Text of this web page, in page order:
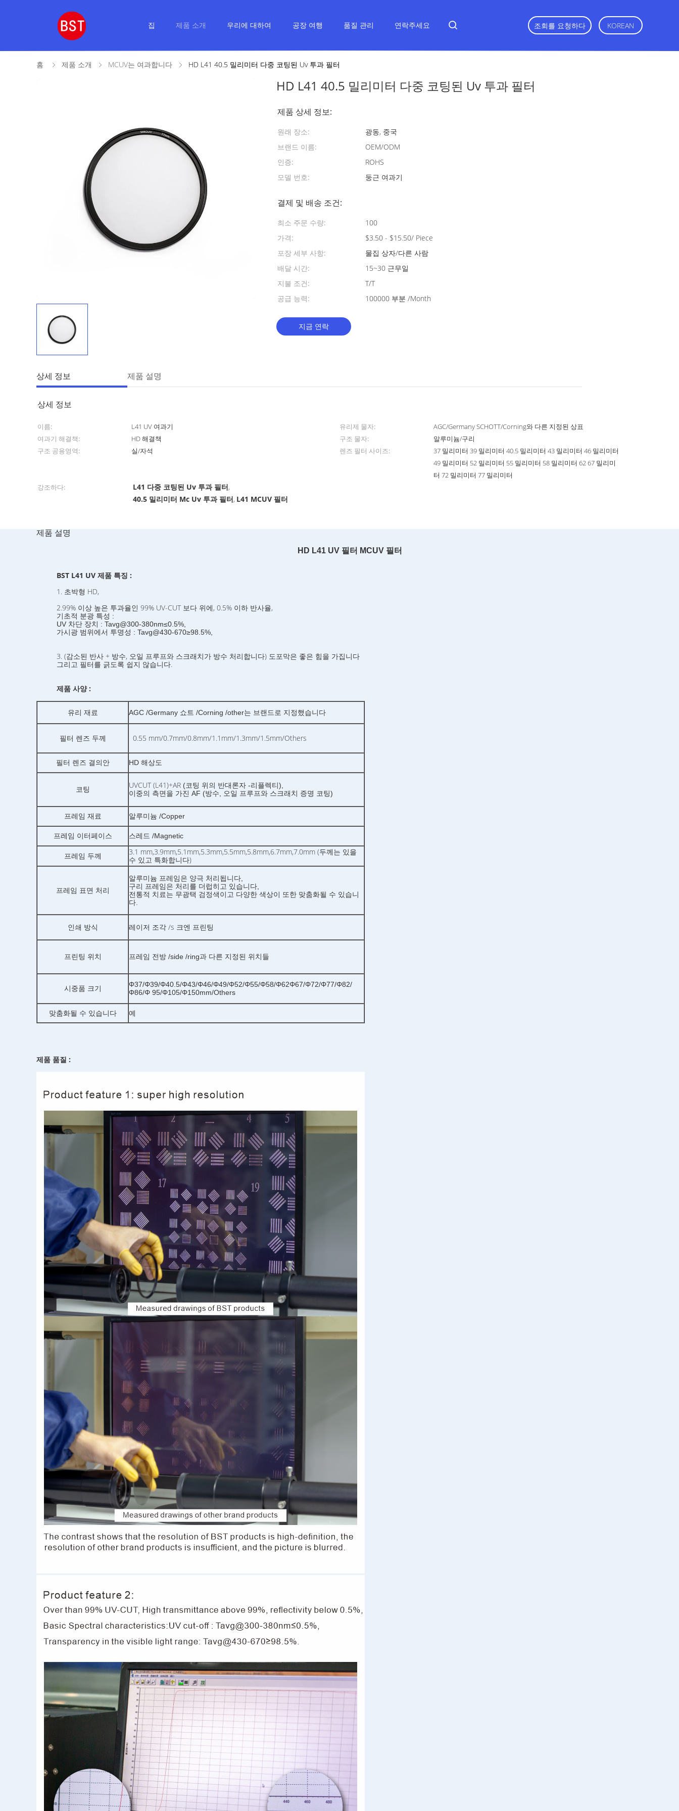
집 제품 소개 우리에 대하여 공장 여행 품질 관리 연락주세요 조회를 요청하다 KOREAN
홈 제품 소개 MCUV는 여과합니다 HD L41 40.5 밀리미터 다중 코팅된 Uv 투과 필터
HD L41 40.5 밀리미터 다중 코팅된 Uv 투과 필터
제품 상세 정보:
원래 장소:
광동, 중국
브랜드 이름:
OEM/ODM
인증:
ROHS
모델 번호:
둥근 여과기
결제 및 배송 조건:
최소 주문 수량:
100
가격:
$3.50 - $15.50/ Piece
포장 세부 사항:
물집 상자/다른 사람
배달 시간:
15~30 근무일
지불 조건:
T/T
공급 능력:
100000 부분 /Month
지금 연락
상세 정보 제품 설명
상세 정보
이름: L41 UV 여과기 유리제 물자:
AGC/Germany SCHOTT/Corning와 다른 지정된 상표
여과기 해결책:
HD 해결책 구조 물자:
알루미늄/구리
구조 공용영역:
실/자석 렌즈 필터 사이즈:
37 밀리미터 39 밀리미터 40.5 밀리미터 43 밀리미터 46 밀리미터
49 밀리미터 52 밀리미터 55 밀리미터 58 밀리미터 62 67 밀리미
터 72 밀리미터 77 밀리미터
강조하다:
L41 다중 코팅된 Uv 투과 필터,
40.5 밀리미터 Mc Uv 투과 필터, L41 MCUV 필터
제품 설명
HD L41 UV 필터 MCUV 필터
BST L41 UV 제품 특징 :
1. 초박형 HD,
2.99% 이상 높은 투과율인 99% UV-CUT 보다 위에, 0.5% 이하 반사율,
기초적 분광 특성 :
UV 차단 장치 : Tavg@300-380nm≤0.5%,
가시광 범위에서 투명성 : Tavg@430-670≥98.5%,
3. (감소된 반사 + 방수, 오일 프루프와 스크래치가 방수 처리합니다) 도포막은 좋은 힘을 가집니다
그리고 필터를 긁도록 쉽지 않습니다.
제품 사양 :
유리 재료 AGC /Germany 쇼트 /Corning /other는 브랜드로 지정했습니다
필터 렌즈 두께 0.55 mm/0.7mm/0.8mm/1.1mm/1.3mm/1.5mm/Others
필터 렌즈 결의안 HD 해상도
코팅 UVCUT (L41)+AR (코팅 위의 반대론자 -리플렉티),
이중의 측면을 가진 AF (방수, 오일 프루프와 스크래치 증명 코팅)
프레임 재료 알루미늄 /Copper
프레임 이터페이스 스레드 /Magnetic
프레임 두께
3.1 mm,3.9mm,5.1mm,5.3mm,5.5mm,5.8mm,6.7mm,7.0mm (두께는 있을
수 있고 특화합니다)
프레임 표면 처리
알루미늄 프레임은 양극 처리됩니다,
구리 프레임은 처리를 더럽히고 있습니다,
전통적 치료는 무광택 검정색이고 다양한 색상이 또한 맞춤화될 수 있습니
다.
인쇄 방식 레이저 조각 /s 크엔 프린팅
프린팅 위치 프레임 전방 /side /ring과 다른 지정된 위치들
시중품 크기
Φ37/Φ39/Φ40.5/Φ43/Φ46/Φ49/Φ52/Φ55/Φ58/Φ62Φ67/Φ72/Φ77/Φ82/
Φ86/Φ 95/Φ105/Φ150mm/Others
맞춤화될 수 있습니다 예
제품 품질 :